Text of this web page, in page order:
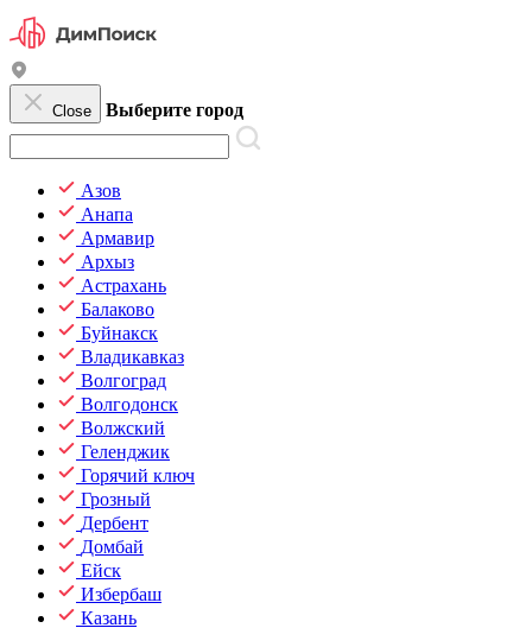
Close Выберите город
Азов
Анапа
Армавир
Архыз
Астрахань
Балаково
Буйнакск
Владикавказ
Волгоград
Волгодонск
Волжский
Геленджик
Горячий ключ
Грозный
Дербент
Домбай
Ейск
Избербаш
Казань